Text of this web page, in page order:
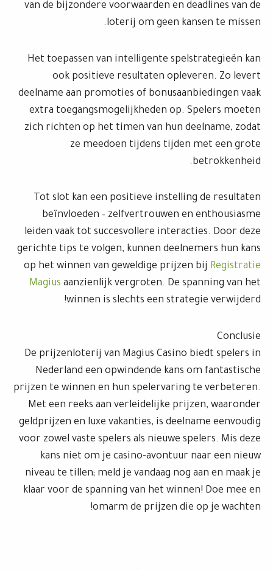
van de bijzondere voorwaarden en deadlines van de
loterij om geen kansen te missen.
Het toepassen van intelligente spelstrategieën kan
ook positieve resultaten opleveren. Zo levert
deelname aan promoties of bonusaanbiedingen vaak
extra toegangsmogelijkheden op. Spelers moeten
zich richten op het timen van hun deelname, zodat
ze meedoen tijdens tijden met een grote
betrokkenheid.
Tot slot kan een positieve instelling de resultaten
beïnvloeden – zelfvertrouwen en enthousiasme
leiden vaak tot succesvollere interacties. Door deze
gerichte tips te volgen, kunnen deelnemers hun kans
op het winnen van geweldige prijzen bijRegistratie
Magius aanzienlijk vergroten. De spanning van het
winnen is slechts een strategie verwijderd!
Conclusie
De prijzenloterij van Magius Casino biedt spelers in
Nederland een opwindende kans om fantastische
prijzen te winnen en hun spelervaring te verbeteren.
Met een reeks aan verleidelijke prijzen, waaronder
geldprijzen en luxe vakanties, is deelname eenvoudig
voor zowel vaste spelers als nieuwe spelers. Mis deze
kans niet om je casino-avontuur naar een nieuw
niveau te tillen; meld je vandaag nog aan en maak je
klaar voor de spanning van het winnen! Doe mee en
omarm de prijzen die op je wachten!